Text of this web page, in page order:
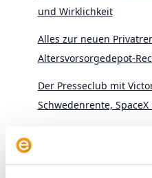
und Wirklichkeit
Alles zur neuen
Altersvorsorgedepot-
Der Presseclub mit
Schwedenrente,